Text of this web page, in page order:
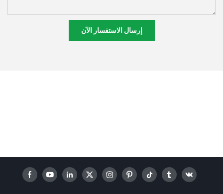
إرسال الاستفسار الآن